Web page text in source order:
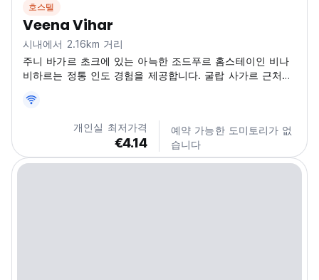
호스텔
Veena Vihar
시내에서 2.16km 거리
주니 바가르 초크에 있는 아늑한 조드푸르 홈스테이인 비나
비하르는 정통 인도 경험을 제공합니다. 굴랍 사가르 근처에
from original language)
개인실 최저가격
€4.14
예약 가능한 도미토리가 없
습니다